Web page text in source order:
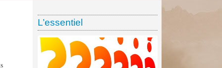
L’essentiel